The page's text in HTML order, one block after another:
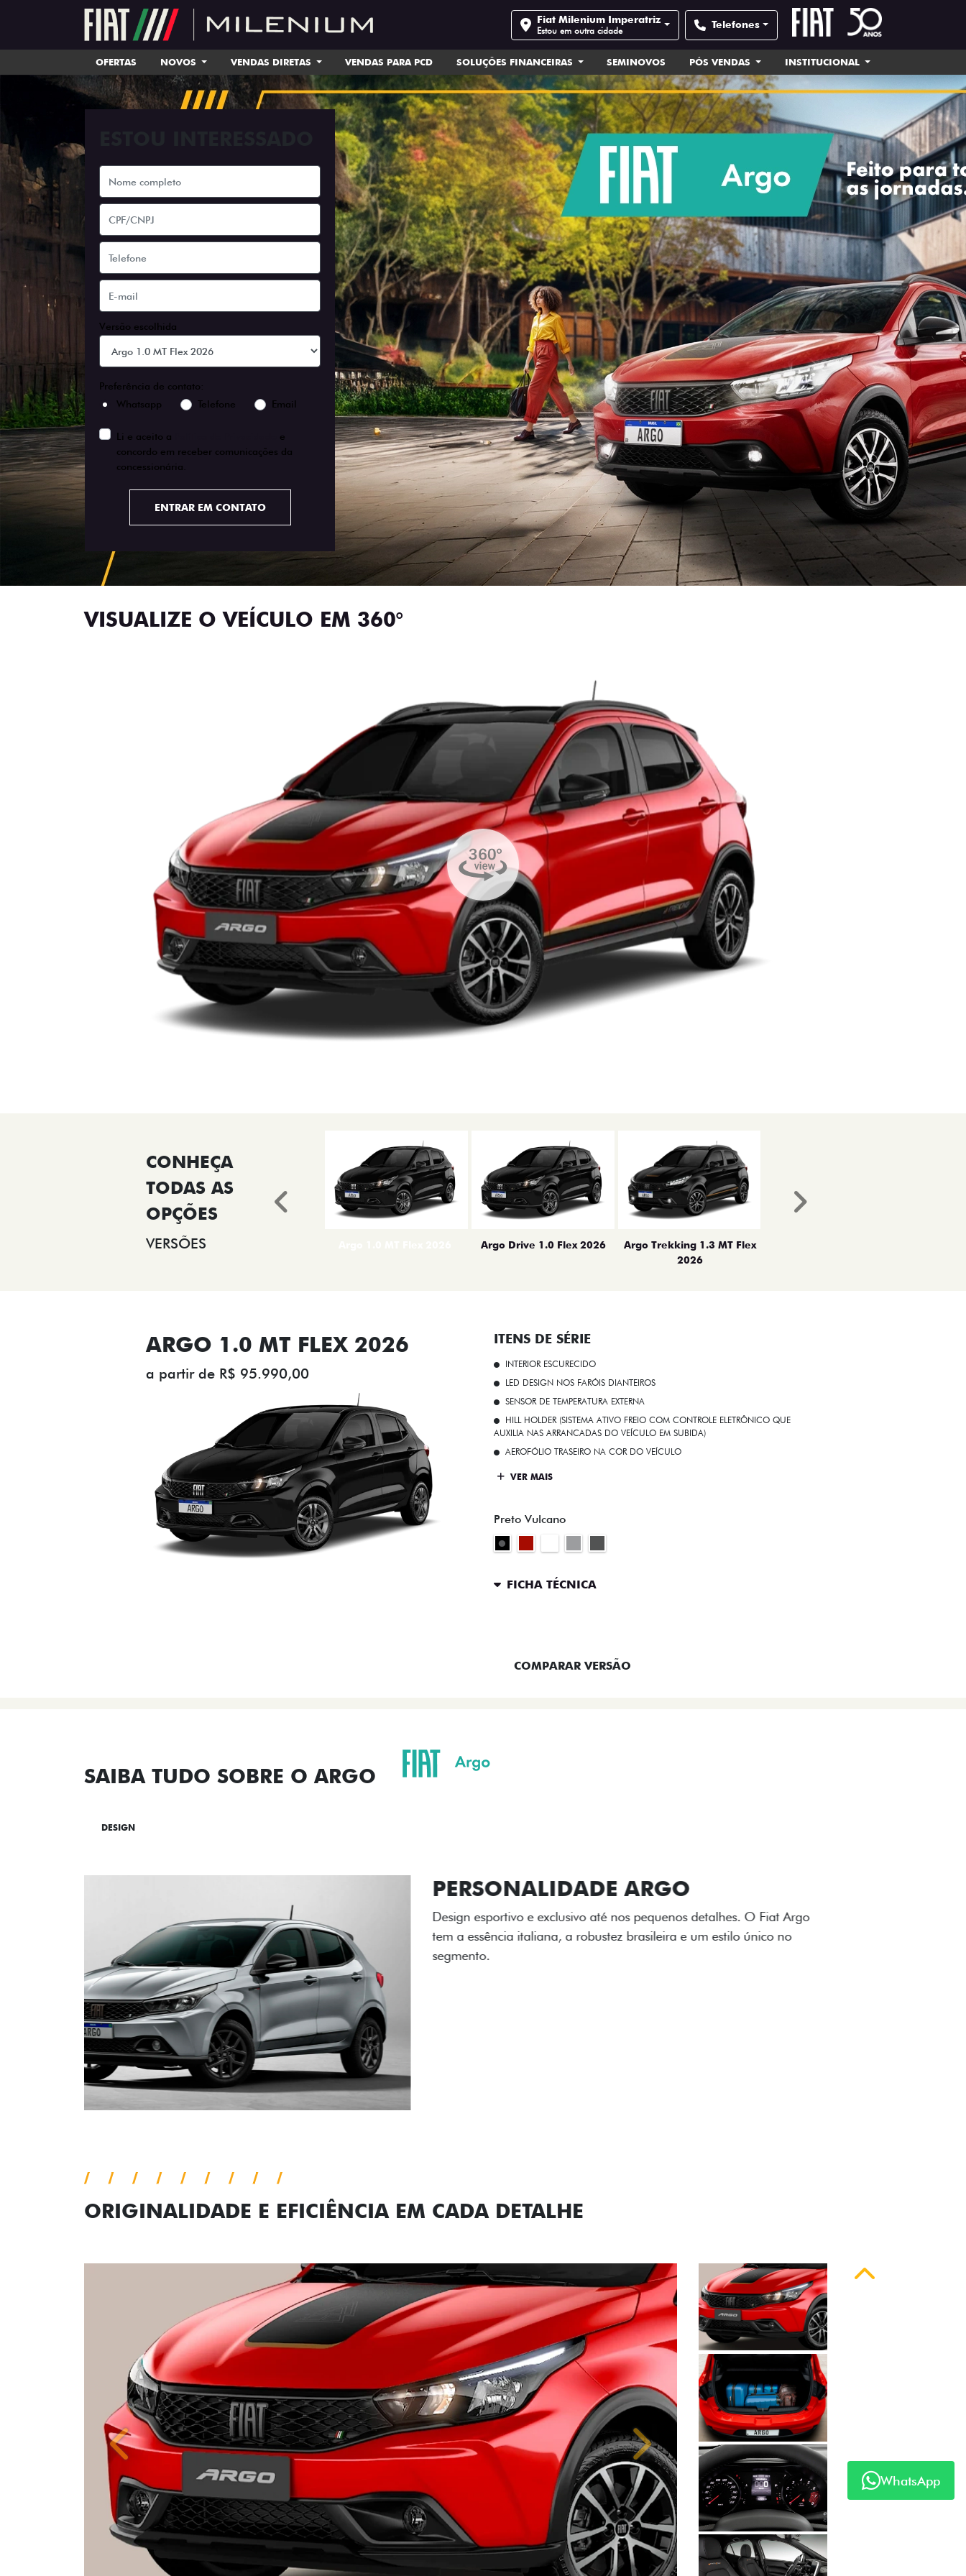
Fiat Milenium Imperatriz
Estou em outra cidade Telefones
OFERTAS NOVOS VENDAS DIRETAS VENDAS PARA PCD SOLUÇÕES FINANCEIRAS SEMINOVOS PÓS VENDAS INSTITUCIONAL
Versão escolhida
Preferência de contato:
Whatsapp
Telefone Email
Li e aceito a
e
concordo em receber comunicações da
concessionária.
ENTRAR EM CONTATO
VISUALIZE O VEÍCULO EM 360°
VERSÕES Argo Drive 1.0 Flex 2026
Argo Trekking 1.3 MT Flex
2026
Anterior Próximo
ARGO 1.0 MT FLEX 2026
a partir de R$ 95.990,00
ITENS DE SÉRIE
INTERIOR ESCURECIDO
LED DESIGN NOS FARÓIS DIANTEIROS
SENSOR DE TEMPERATURA EXTERNA
HILL HOLDER (SISTEMA ATIVO FREIO COM CONTROLE ELETRÔNICO QUE
AUXILIA NAS ARRANCADAS DO VEÍCULO EM SUBIDA)
AEROFÓLIO TRASEIRO NA COR DO VEÍCULO
VER MAIS
Preto Vulcano
FICHA TÉCNICA
COMPARAR VERSÃO
SAIBA TUDO SOBRE O ARGO
DESIGN
ACABAMENTO E DESIGN INTERNO
A flag italiana e o novo logo Fiat também aparecem no interior do
carro, que possui acabamento impecável e detalhes escurecidos.
ORIGINALIDADE E EFICIÊNCIA EM CADA DETALHE
Anterior Próximo
Anterior
WhatsApp